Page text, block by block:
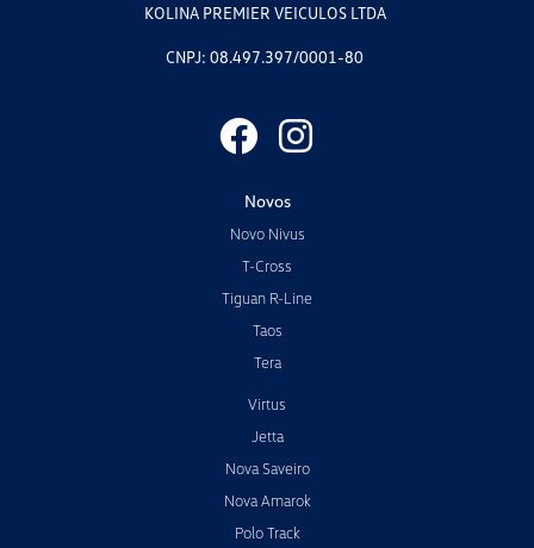
KOLINA PREMIER VEICULOS LTDA
CNPJ: 08.497.397/0001-80
Novos
Novo Nivus
T-Cross
Tiguan R-Line
Taos
Tera
Virtus
Jetta
Nova Saveiro
Nova Amarok
Polo Track